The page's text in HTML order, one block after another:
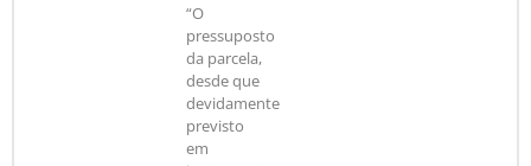
“O
pressuposto
da parcela,
desde que
devidamente
previsto
em